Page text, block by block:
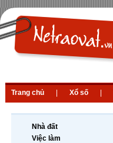
Trang chủ Xổ số
Nhà đất
Việc làm